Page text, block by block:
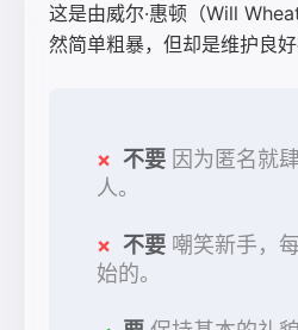
这是由威尔·惠顿（Will
然简单粗暴，但却是维护良好
不要 因为匿名就
人。
不要 嘲笑新手，
始的。